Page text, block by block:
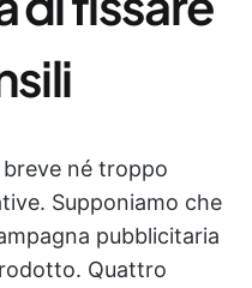
né troppo
Supponiamo che
pubblicitaria
Quattro